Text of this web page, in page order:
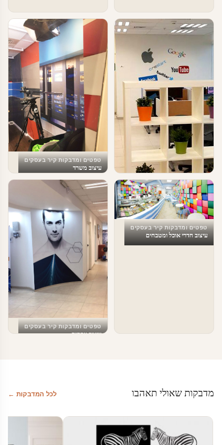
טפטים ומדבקות קיר בעסקים
עיצוב משרדי הייטק – מדבקות מדיה
חברתית
טפטים ומדבקות קיר בעסקים
עיצוב משרד
טפטים ומדבקות קיר בעסקים
עיצוב חדרי אוכל ומטבחים
טפטים ומדבקות קיר בעסקים
עיצוב עסקים
מדבקות שאולי תאהבו לכל המדבקות ←